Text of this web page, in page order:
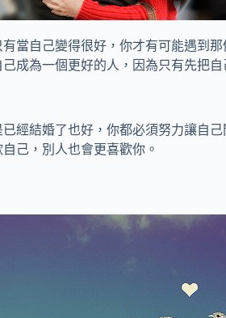
當自己變得很好，你才有可能遇到
成為一個更好的人，因為只有先把
經結婚了也好，你都必須努力讓自
己，別人也會更喜歡你。